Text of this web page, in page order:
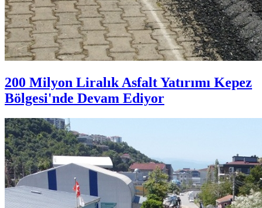
200 Milyon Liralık Asfalt Yatırımı Kepez
Bölgesi'nde Devam Ediyor